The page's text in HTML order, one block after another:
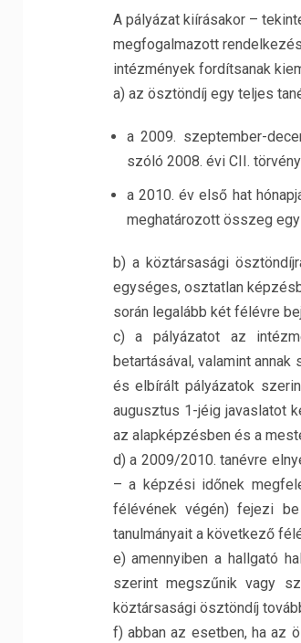
A pályázat kiírásakor –
megfogalmazott
intézmények fordítsanak
a) az ösztöndíj egy teljes
a 2009. szeptember-
szóló 2008. évi CII.
a 2010. év első hat
meghatározott összeg
b) a köztársasági
egységes, osztatlan
során legalább két félévre
c) a pályázatot az
betartásával, valamint
és elbírált pályázatok
augusztus 1-jéig javaslatot
az alapképzésben és a
d) a 2009/2010. tanévre
– a képzési időnek
félévének végén) fejezi
tanulmányait a következő
e) amennyiben a hallgató
szerint megszűnik vagy
köztársasági ösztöndíj
f) abban az esetben, ha az